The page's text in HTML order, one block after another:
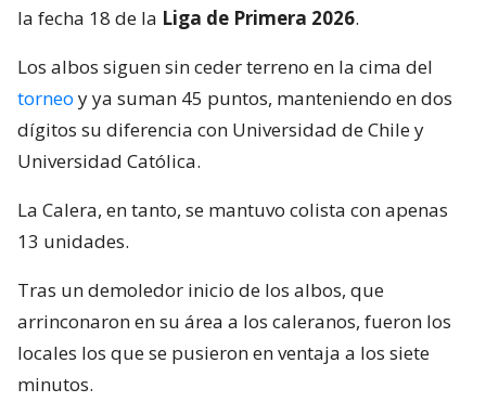
la fecha 18 de la Liga de Primera 2026.
Los albos siguen sin ceder terreno en la cima del
torneo y ya suman 45 puntos, manteniendo en dos
dígitos su diferencia con Universidad de Chile y
Universidad Católica.
La Calera, en tanto, se mantuvo colista con apenas
13 unidades.
Tras un demoledor inicio de los albos, que
arrinconaron en su área a los caleranos, fueron los
locales los que se pusieron en ventaja a los siete
minutos.